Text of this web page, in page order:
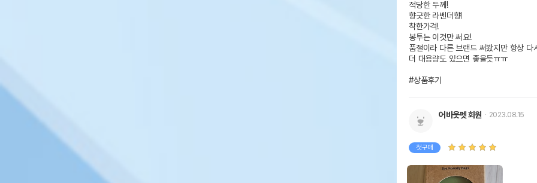
적당한 두께!
향긋한 라벤더향!
착한가격!
봉투는 이것만 써요!
품절이라 다른 브랜드 써봤지만 항상 다
더 대용량도 있으면 좋을듯ㅠㅠ
#상품후기
어바웃펫 회원 2023.08.15
첫구매